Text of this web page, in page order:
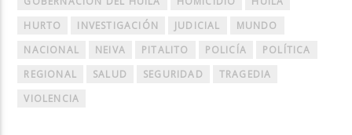
HURTO
INVESTIGACIÓN JUDICIAL
MUNDO
NACIONAL
NEIVA PITALITO POLICÍA
POLÍTICA
REGIONAL
SALUD SEGURIDAD
TRAGEDIA
VIOLENCIA